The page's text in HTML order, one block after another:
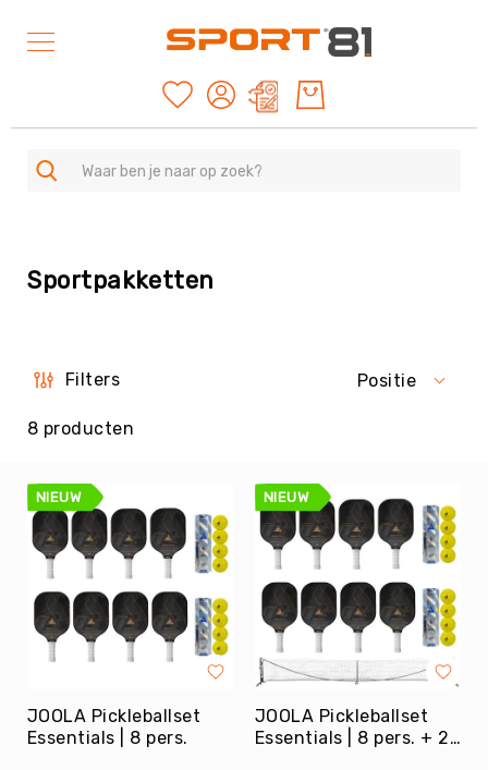
Mijn offertes
-
American
Rugby
Atletiek
Badminton
Basketbal
Beachvolleybal
Boksen
Biljart
/
Sportpakketten
8 producten
Filters Positie
NIEUW
JOOLA Pickleballset
Essentials | 8 pers.
NIEUW
JOOLA Pickleballset
Essentials | 8 pers. + 2x